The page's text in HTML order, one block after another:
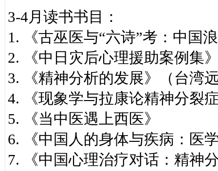
3-4月读书书目：
1. 《古巫医与“六诗”考：中国
2. 《中日灾后心理援助案例集
3. 《精神分析的发展》（台湾
4. 《现象学与拉康论精神分裂
5. 《当中医遇上西医》
6. 《中国人的身体与疾病：医
7. 《中国心理治疗对话：精神